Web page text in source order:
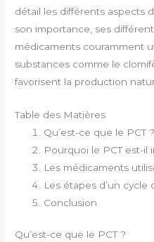
détail les différents aspects
son importance, ses
médicaments couramment
substances comme le
favorisent la production
Table des Matières
Qu’est-ce que le PCT ?
Pourquoi le PCT est-il
Les médicaments
Les étapes d’un cycle
Conclusion
Qu’est-ce que le PCT ?